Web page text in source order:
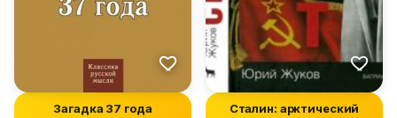
Загадка 37 года
Сталин: арктический